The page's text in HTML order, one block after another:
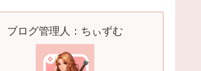
ブログ管理人：ちぃずむ